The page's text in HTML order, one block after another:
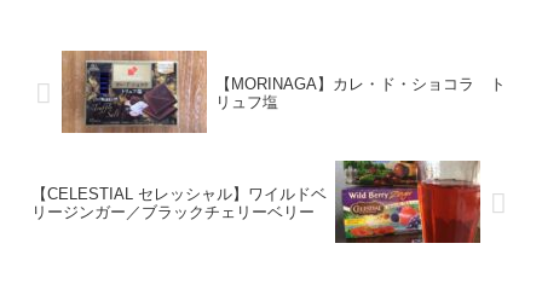
【MORINAGA】カレ・ド・ショコラ ト
リュフ塩
【CELESTIAL セレッシャル】ワイルドベ
リージンガー／ブラックチェリーベリー